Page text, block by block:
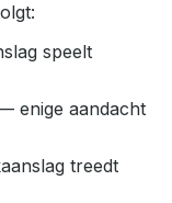
speelt
enige aandacht
treedt